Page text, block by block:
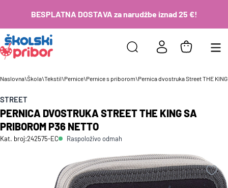
BESPLATNA DOSTAVA za narudžbe iznad 25 €!
Naslovna\Škola\Tekstil\Pernice\Pernice s priborom\Pernica dvostruka Street THE
STREET
PERNICA DVOSTRUKA STREET THE KING SA
PRIBOROM P36 NETTO
Kat. broj:242575-EC Raspoloživo odmah